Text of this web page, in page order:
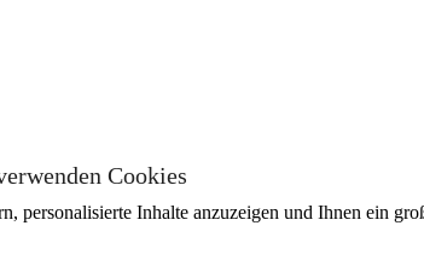
Cookies
personalisierte Inhalte anzuzeigen und Ihnen ein